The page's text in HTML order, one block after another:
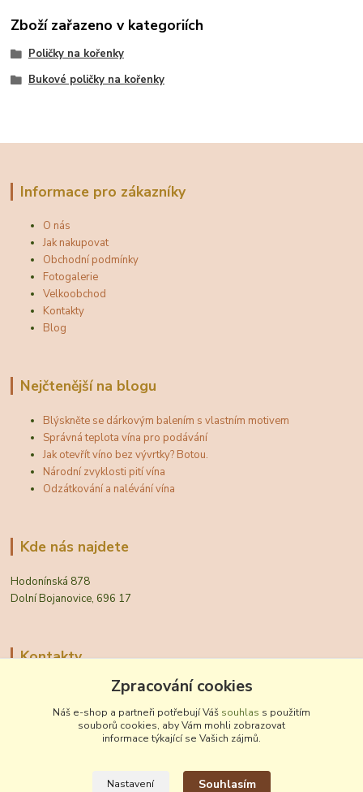
Zboží zařazeno v kategoriích
Poličky na kořenky
Bukové poličky na kořenky
Informace pro zákazníky
O nás
Jak nakupovat
Obchodní podmínky
Fotogalerie
Velkoobchod
Kontakty
Blog
Nejčtenější na blogu
Blýskněte se dárkovým balením s vlastním motivem
Správná teplota vína pro podávání
Jak otevřít víno bez vývrtky? Botou.
Národní zvyklosti pití vína
Odzátkování a nalévání vína
Kde nás najdete
Hodonínská 878
Dolní Bojanovice, 696 17
Kontakty
Zákaznická podpora Vinobal
+420 518 372 265
(Po-Pá, 7-15 hod.)
Zpracování cookies
Náš e-shop a partneři potřebují Váš souhlas s použitím
souborů cookies, aby Vám mohli zobrazovat
informace týkající se Vašich zájmů.
Nastavení Souhlasím